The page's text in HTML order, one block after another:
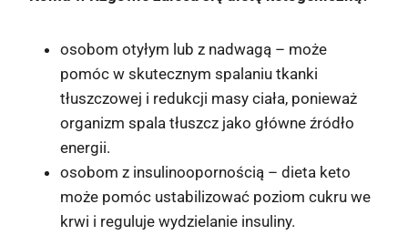
osobom otyłym lub z nadwagą – może
pomóc w skutecznym spalaniu tkanki
tłuszczowej i redukcji masy ciała, ponieważ
organizm spala tłuszcz jako główne źródło
energii.
osobom z insulinoopornością – dieta keto
może pomóc ustabilizować poziom cukru we
krwi i reguluje wydzielanie insuliny.